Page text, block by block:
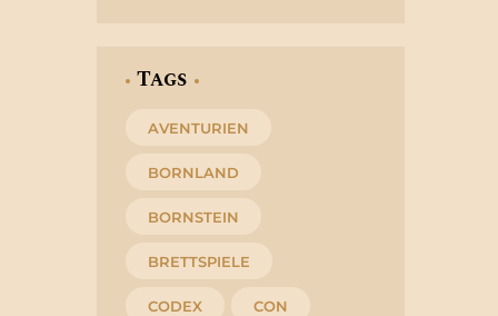
Tags
AVENTURIEN
BORNLAND
BORNSTEIN
BRETTSPIELE
CODEX CON